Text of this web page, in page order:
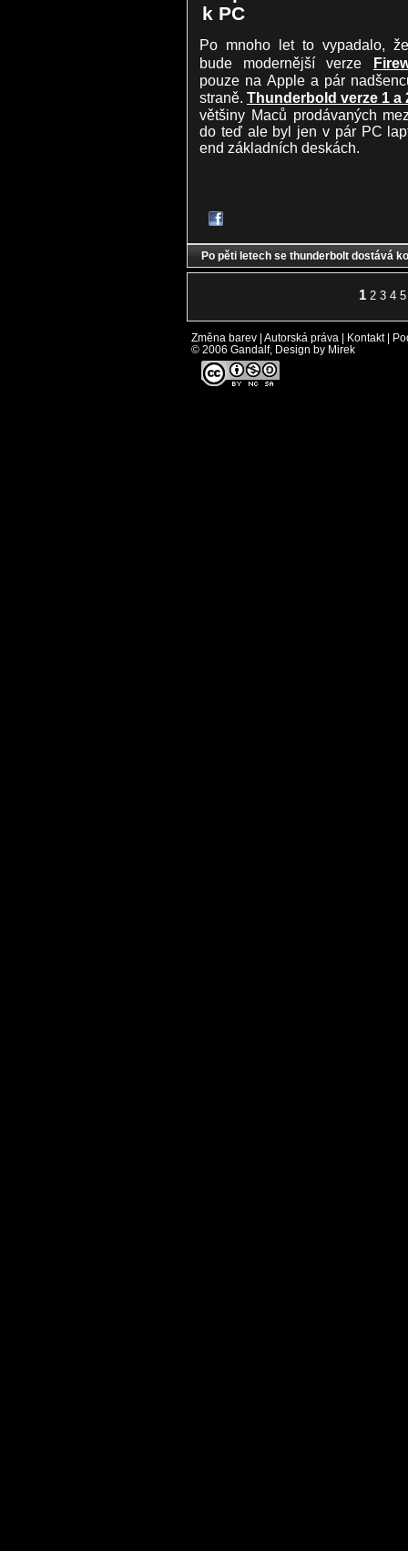
k PC
Po mnoho let to vypadalo,
bude modernější verze
pouze na Apple a pár
straně. Thunderbold verze 1 a
většiny Maců prodávaných
do teď ale byl jen v pár PC
end základních deskách.
Po pěti letech se thunderbolt dostává
1 2 3 4 5
Změna barev Autorská práva Kontakt|
© 2006 Gandalf, Design by Mirek